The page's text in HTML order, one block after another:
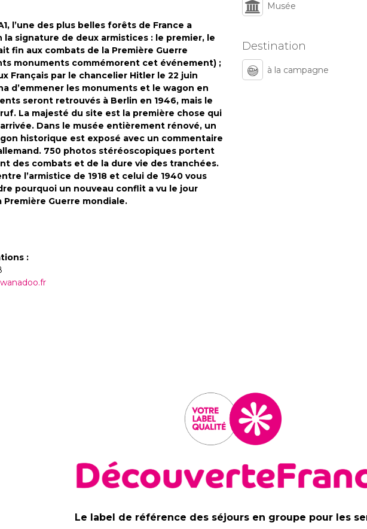
l’une des plus belles forêts de France a
la signature de deux armistices : le premier, le
fin aux combats de la Première Guerre
monuments commémorent cet événement) ;
Français par le chancelier Hitler le 22 juin
d’emmener les monuments et le wagon en
seront retrouvés à Berlin en 1946, mais le
La majesté du site est la première chose qui
Dans le musée entièrement rénové, un
historique est exposé avec un commentaire
750 photos stéréoscopiques portent
des combats et de la dure vie des tranchées.
l’armistice de 1918 et celui de 1940 vous
pourquoi un nouveau conflit a vu le jour
Première Guerre mondiale.
:
Musée
Destination
à la campagne
Le label de référence des séjours en groupe pour les